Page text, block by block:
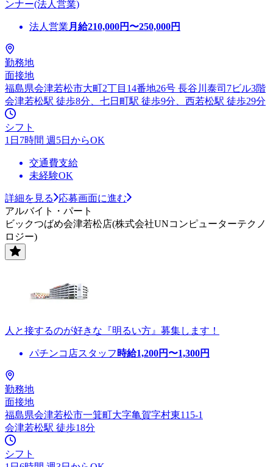
ンナー(法人営業)
法人営業 月給210,000円〜250,000円
勤務地
面接地
福島県会津若松市大町2丁目14番地26号 長谷川泰司7ビル3階
会津若松駅 徒歩8分、七日町駅 徒歩9分、西若松駅 徒歩29分
シフト
1日7時間 週5日からOK
交通費支給
未経験OK
詳細を見る
応募画面に進む
アルバイト・パート
ビックつばめ会津若松店(株式会社UNコンピューターテクノ
ロジー)
人と接するのが好きな『明るい方』募集します！
パチンコ店スタッフ 時給1,200円〜1,300円
勤務地
面接地
福島県会津若松市一箕町大字亀賀字村東115-1
会津若松駅 徒歩18分
シフト